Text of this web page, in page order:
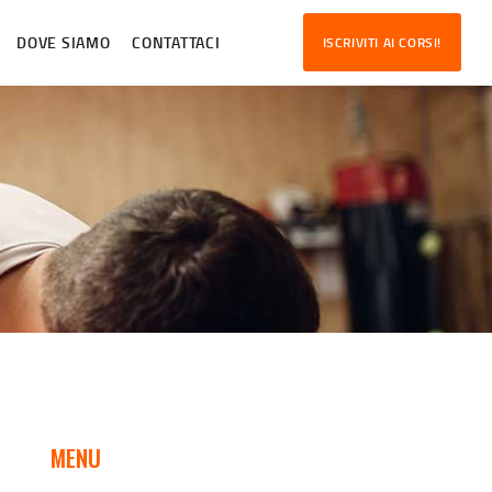
DOVE SIAMO CONTATTACI ISCRIVITI AI CORSI!
MENU